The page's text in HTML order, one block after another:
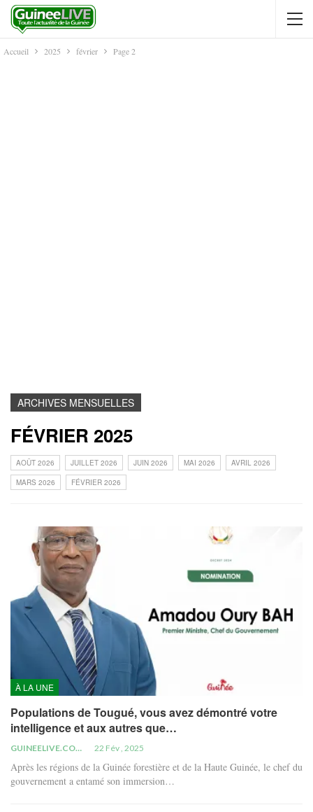
Accueil 2025 février Page 2
ARCHIVES MENSUELLES
FÉVRIER 2025
AOÛT 2026 JUILLET 2026 JUIN 2026 MAI 2026
AVRIL 2026
MARS 2026
FÉVRIER 2026
À LA UNE
Populations de Tougué, vous avez démontré votre
intelligence et aux autres que…
GUINEELIVE.COM 22 Fév , 2025
Après les régions de la Guinée forestière et de la Haute Guinée, le chef du
gouvernement a entamé son immersion…